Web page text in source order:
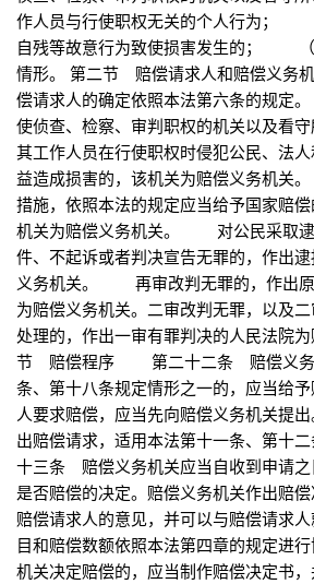
作人员与行使职权无关的个人行为；
自残等故意行为致使损害发生的； （
情形。 第二节 赔偿请求人和赔偿
偿请求人的确定依照本法第六条的
使侦查、检察、审判职权的机关以及看
其工作人员在行使职权时侵犯公民、法
益造成损害的，该机关为赔偿义务机
措施，依照本法的规定应当给予国家赔
机关为赔偿义务机关。 对公民采取逮
件、不起诉或者判决宣告无罪的，作出
义务机关。 再审改判无罪的，作出原
为赔偿义务机关。二审改判无罪，以及
处理的，作出一审有罪判决的人民法院
节 赔偿程序 第二十二条 赔偿义务
条、第十八条规定情形之一的，应当
人要求赔偿，应当先向赔偿义务机关
出赔偿请求，适用本法第十一条、第
十三条 赔偿义务机关应当自收到申请之
是否赔偿的决定。赔偿义务机关作出赔
赔偿请求人的意见，并可以与赔偿请求
目和赔偿数额依照本法第四章的规定
机关决定赔偿的，应当制作赔偿决定书